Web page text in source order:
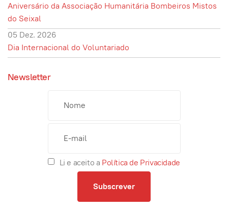
Aniversário da Associação Humanitária Bombeiros Mistos
do Seixal
05 Dez. 2026
Dia Internacional do Voluntariado
Newsletter
Li e aceito a Política de Privacidade